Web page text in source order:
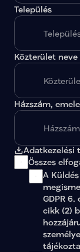
Település
Közterület neve
Házszám,
Adatkezelési
Összes
A
GDPR
cikk (2)